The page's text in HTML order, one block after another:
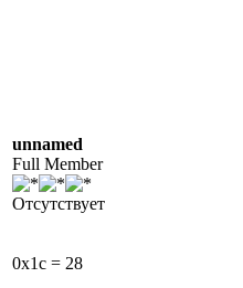
unnamed
Full Member
Отсутствует
0x1c = 28